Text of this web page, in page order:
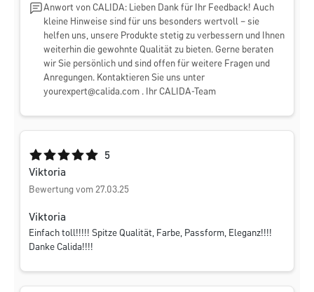
Anwort von CALIDA: Lieben Dank für Ihr Feedback! Auch
kleine Hinweise sind für uns besonders wertvoll – sie
helfen uns, unsere Produkte stetig zu verbessern und Ihnen
weiterhin die gewohnte Qualität zu bieten. Gerne beraten
wir Sie persönlich und sind offen für weitere Fragen und
Anregungen. Kontaktieren Sie uns unter
yourexpert@calida.com . Ihr CALIDA-Team
Durchschnittliche Bewertung von 5 von 5 Sternen
5
Viktoria
Bewertung vom 27.03.25
Viktoria
Einfach toll!!!!! Spitze Qualität, Farbe, Passform, Eleganz!!!!
Danke Calida!!!!